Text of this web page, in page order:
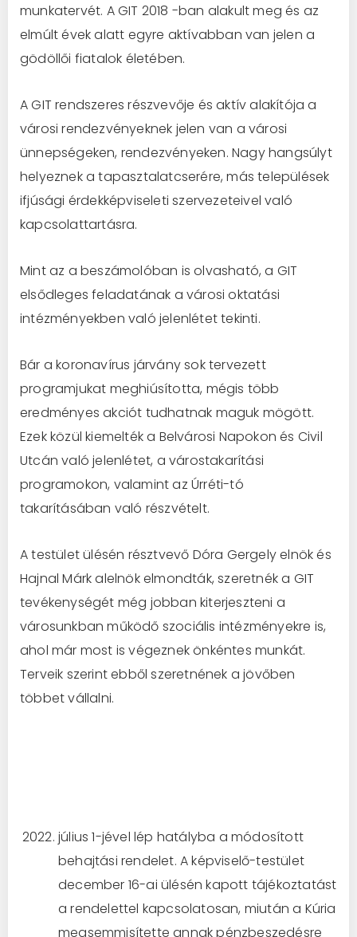
munkatervét. A GIT 2018 -ban alakult meg és az
elmúlt évek alatt egyre aktívabban van jelen a
gödöllői fiatalok életében.
A GIT rendszeres részvevője és aktív alakítója a
városi rendezvényeknek jelen van a városi
ünnepségeken, rendezvényeken. Nagy hangsúlyt
helyeznek a tapasztalatcserére, más települések
ifjúsági érdekképviseleti szervezeteivel való
kapcsolattartásra.
Mint az a beszámolóban is olvasható, a GIT
elsődleges feladatának a városi oktatási
intézményekben való jelenlétet tekinti.
Bár a koronavírus járvány sok tervezett
programjukat meghiúsította, mégis több
eredményes akciót tudhatnak maguk mögött.
Ezek közül kiemelték a Belvárosi Napokon és Civil
Utcán való jelenlétet, a várostakarítási
programokon, valamint az Úrréti-tó
takarításában való részvételt.
A testület ülésén résztvevő Dóra Gergely elnök és
Hajnal Márk alelnök elmondták, szeretnék a GIT
tevékenységét még jobban kiterjeszteni a
városunkban működő szociális intézményekre is,
ahol már most is végeznek önkéntes munkát.
Terveik szerint ebből szeretnének a jövőben
többet vállalni.
július 1-jével lép hatályba a módosított
behajtási rendelet. A képviselő-testület
december 16-ai ülésén kapott tájékoztatást
a rendelettel kapcsolatosan, miután a Kúria
megsemmisítette annak pénzbeszedésre